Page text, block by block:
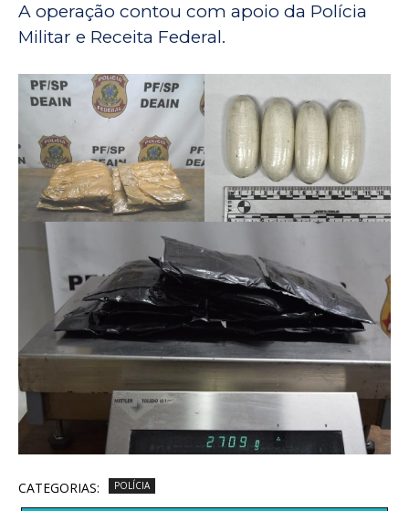
A operação contou com apoio da Polícia
Militar e Receita Federal.
CATEGORIAS: POLÍCIA